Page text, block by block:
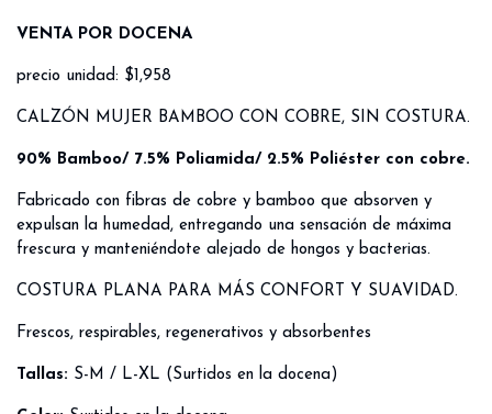
VENTA POR DOCENA
precio unidad: $1,958
CALZÓN MUJER BAMBOO CON COBRE, SIN COSTURA.
90% Bamboo/ 7.5% Poliamida/ 2.5% Poliéster con cobre.
Fabricado con fibras de cobre y bamboo que absorven y
expulsan la humedad, entregando una sensación de máxima
frescura y manteniéndote alejado de hongos y bacterias.
COSTURA PLANA PARA MÁS CONFORT Y SUAVIDAD.
Frescos, respirables, regenerativos y absorbentes
Tallas: S-M / L-XL (Surtidos en la docena)